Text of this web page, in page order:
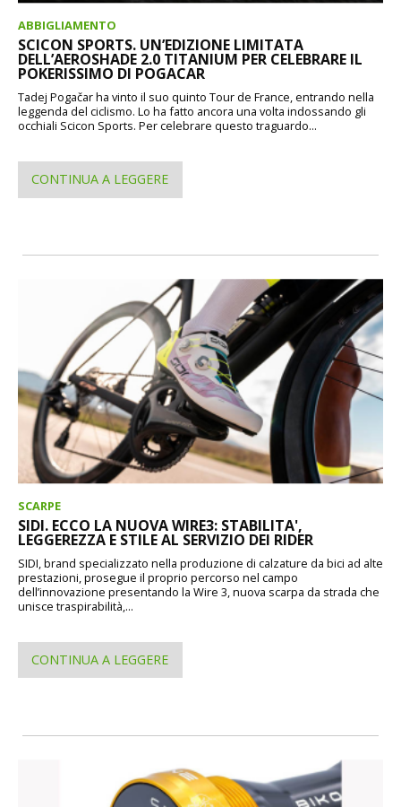
ABBIGLIAMENTO
SCICON SPORTS. UN’EDIZIONE LIMITATA
DELL’AEROSHADE 2.0 TITANIUM PER CELEBRARE IL
POKERISSIMO DI POGACAR
Tadej Pogačar ha vinto il suo quinto Tour de France, entrando nella
leggenda del ciclismo. Lo ha fatto ancora una volta indossando gli
occhiali Scicon Sports. Per celebrare questo traguardo...
CONTINUA A LEGGERE
SCARPE
SIDI. ECCO LA NUOVA WIRE3: STABILITA',
LEGGEREZZA E STILE AL SERVIZIO DEI RIDER
SIDI, brand specializzato nella produzione di calzature da bici ad alte
prestazioni, prosegue il proprio percorso nel campo
dell’innovazione presentando la Wire 3, nuova scarpa da strada che
unisce traspirabilità,...
CONTINUA A LEGGERE